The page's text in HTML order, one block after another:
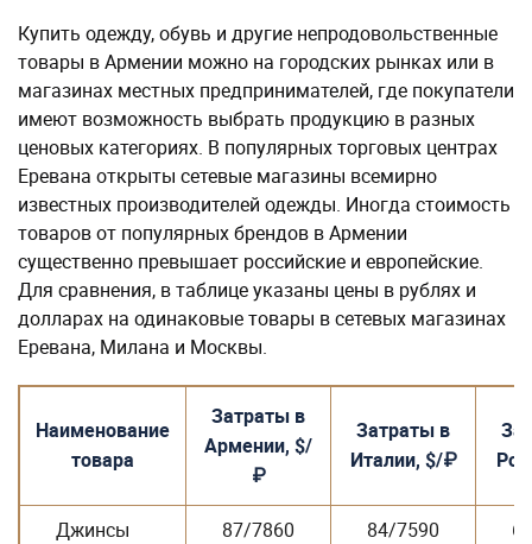
Купить одежду, обувь и другие непродовольственные
товары в Армении можно на городских рынках или в
магазинах местных предпринимателей, где покупатели
имеют возможность выбрать продукцию в разных
ценовых категориях. В популярных торговых центрах
Еревана открыты сетевые магазины всемирно
известных производителей одежды. Иногда стоимость
товаров от популярных брендов в Армении
существенно превышает российские и европейские.
Для сравнения, в таблице указаны цены в рублях и
долларах на одинаковые товары в сетевых магазинах
Еревана, Милана и Москвы.
Наименование
товара
Затраты в
Армении, $/
₽
Затраты в
Италии, $/₽
Джинсы 87/7860 84/7590